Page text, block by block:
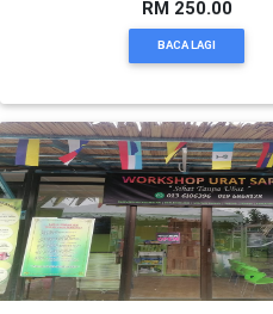
RM 250.00
PUTRAJAYA(9)
LABUAN(2)
MALAYSIA(82)